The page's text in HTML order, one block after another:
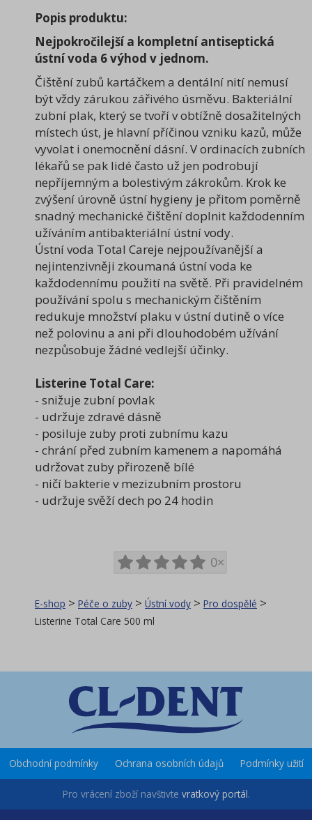
Popis produktu:
Nejpokročilejší a kompletní antiseptická
ústní voda 6 výhod v jednom.
Čištění zubů kartáčkem a dentální nití nemusí
být vždy zárukou zářivého úsměvu. Bakteriální
zubní plak, který se tvoří v obtížně dosažitelných
místech úst, je hlavní příčinou vzniku kazů, může
vyvolat i onemocnění dásní. V ordinacích zubních
lékařů se pak lidé často už jen podrobují
nepříjemným a bolestivým zákrokům. Krok ke
zvýšení úrovně ústní hygieny je přitom poměrně
snadný mechanické čištění doplnit každodenním
užíváním antibakteriální ústní vody.
Ústní voda Total Careje nejpoužívanější a
nejintenzivněji zkoumaná ústní voda ke
každodennímu použití na světě. Při pravidelném
používání spolu s mechanickým čištěním
redukuje množství plaku v ústní dutině o více
než polovinu a ani při dlouhodobém užívání
nezpůsobuje žádné vedlejší účinky.
Listerine Total Care:
- snižuje zubní povlak
- udržuje zdravé dásně
- posiluje zuby proti zubnímu kazu
- chrání před zubním kamenem a napomáhá
udržovat zuby přirozeně bílé
- ničí bakterie v mezizubním prostoru
- udržuje svěží dech po 24 hodin
0×
E-shop > Péče o zuby > Ústní vody > Pro dospělé >
Listerine Total Care 500 ml
Obchodní podmínky Ochrana osobních údajů Podmínky užití
Pro vrácení zboží navštivte vratkový portál.